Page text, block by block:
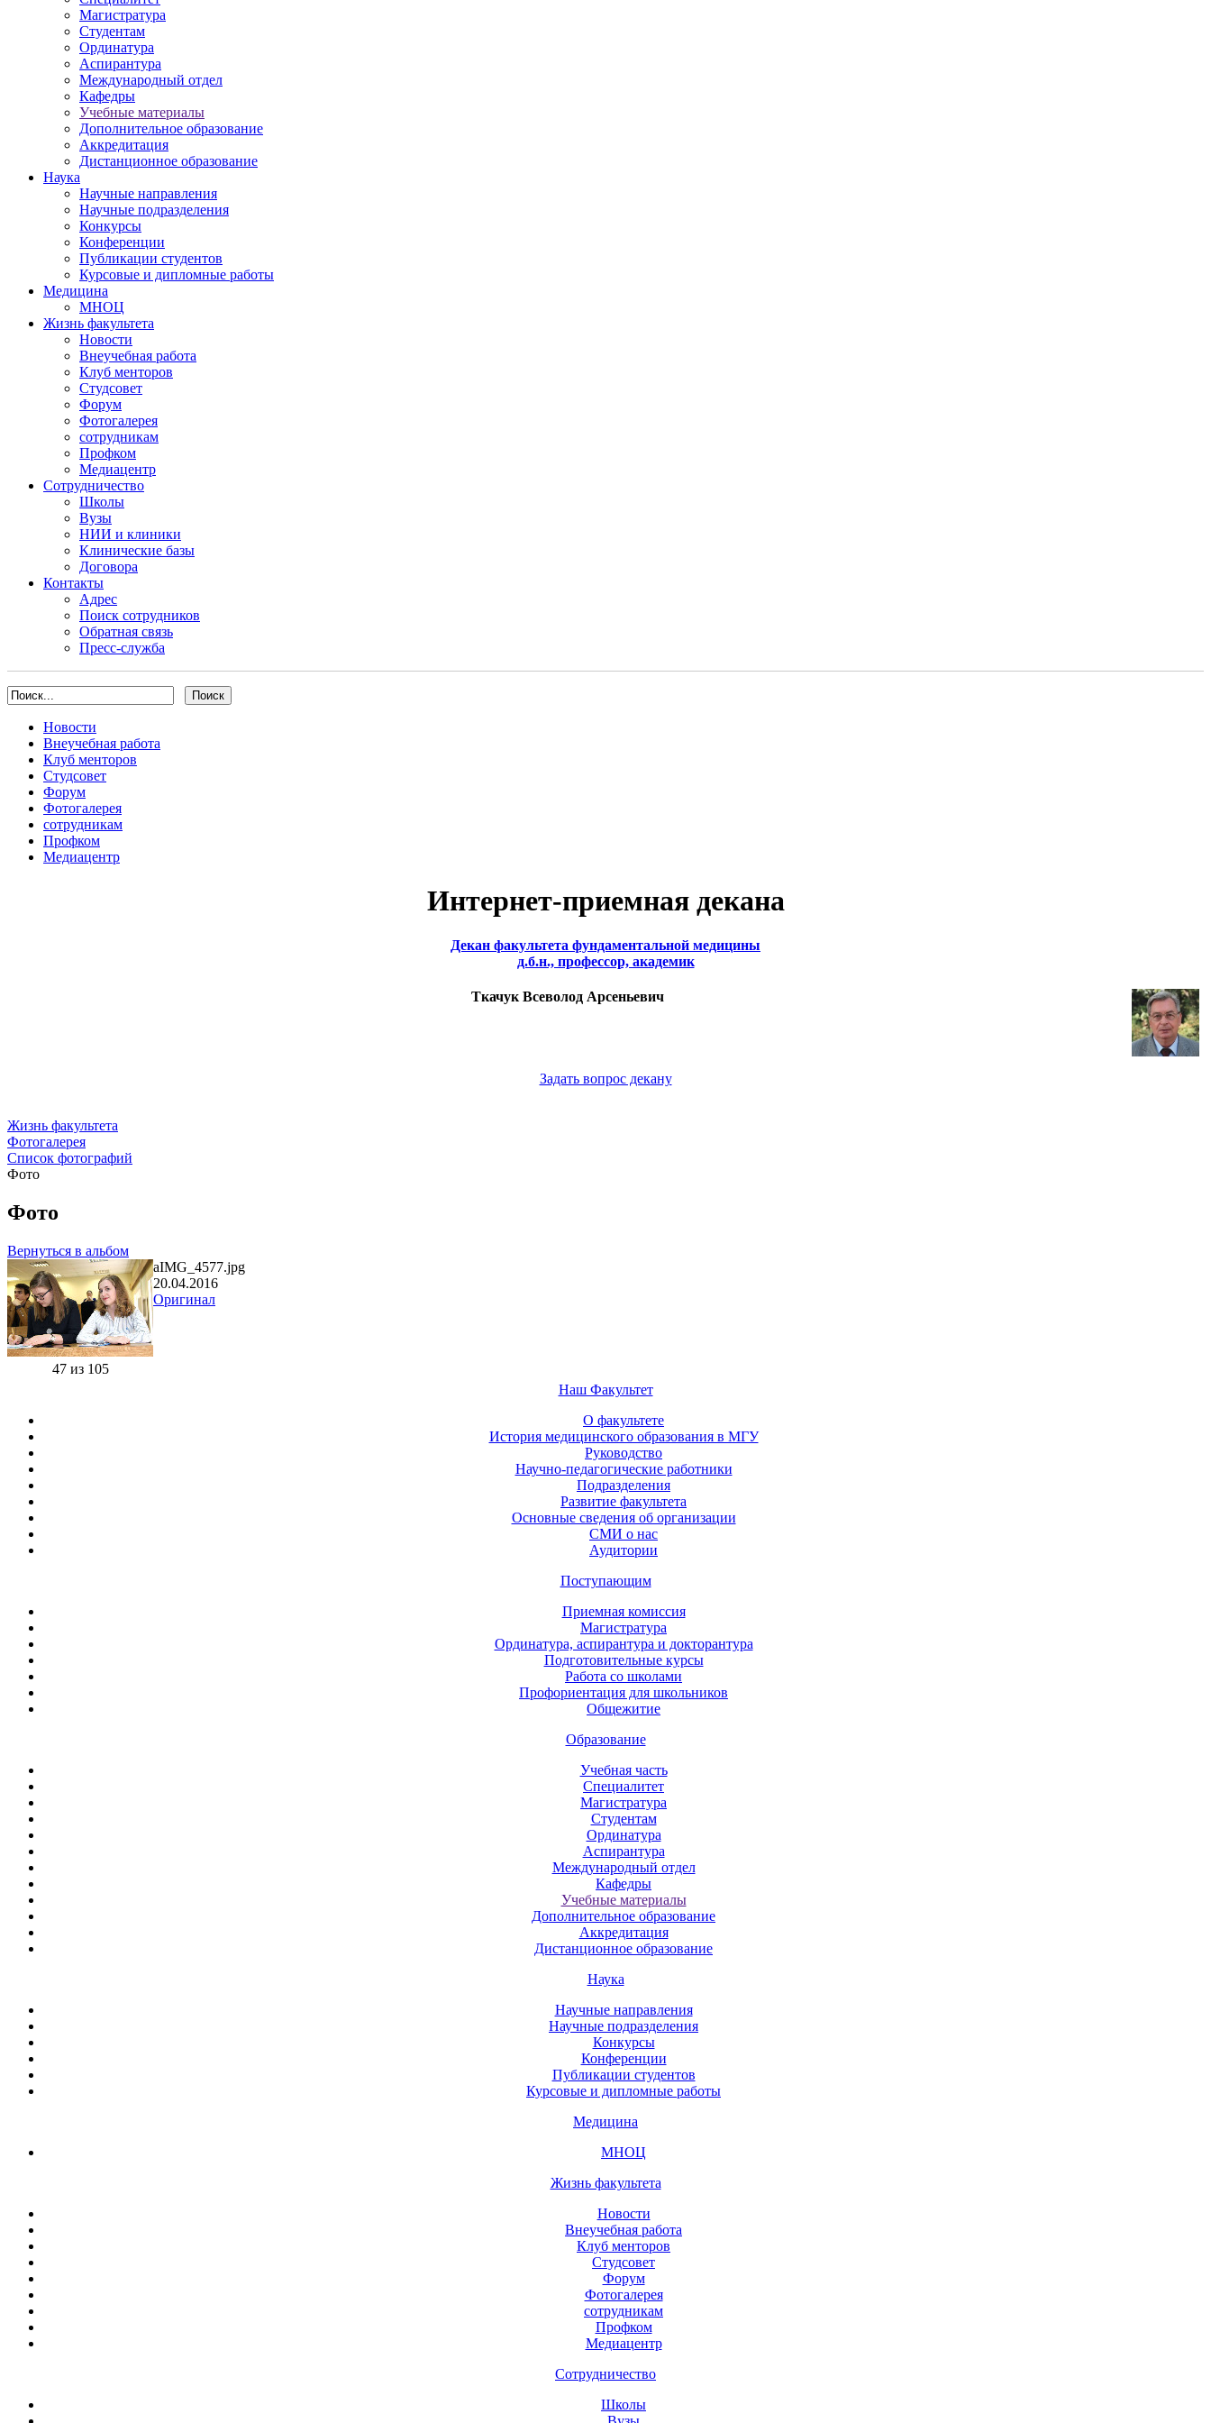
Магистратура
Студентам
Ординатура
Аспирантура
Международный отдел
Кафедры
Учебные материалы
Дополнительное образование
Аккредитация
Дистанционное образование
Наука
Научные направления
Научные подразделения
Конкурсы
Конференции
Публикации студентов
Курсовые и дипломные работы
Медицина
МНОЦ
Жизнь факультета
Новости
Внеучебная работа
Клуб менторов
Студсовет
Форум
Фотогалерея
сотрудникам
Профком
Медиацентр
Сотрудничество
Школы
Вузы
НИИ и клиники
Клинические базы
Договора
Контакты
Адрес
Поиск сотрудников
Обратная связь
Пресс-служба
Новости
Внеучебная работа
Клуб менторов
Студсовет
Форум
Фотогалерея
сотрудникам
Профком
Медиацентр
Интернет-приемная декана
Декан факультета фундаментальной медицины
д.б.н., профессор, академик
Ткачук Всеволод Арсеньевич
Задать вопрос декану
Жизнь факультета
Фотогалерея
Список фотографий
Фото
Фото
Вернуться в альбом
47 из 105
aIMG_4577.jpg
20.04.2016
Оригинал
Наш Факультет
О факультете
История медицинского образования в МГУ
Руководство
Научно-педагогические работники
Подразделения
Развитие факультета
Основные сведения об организации
СМИ о нас
Аудитории
Поступающим
Приемная комиссия
Магистратура
Ординатура, аспирантура и докторантура
Подготовительные курсы
Работа со школами
Профориентация для школьников
Общежитие
Образование
Учебная часть
Специалитет
Магистратура
Студентам
Ординатура
Аспирантура
Международный отдел
Кафедры
Учебные материалы
Дополнительное образование
Аккредитация
Дистанционное образование
Наука
Научные направления
Научные подразделения
Конкурсы
Конференции
Публикации студентов
Курсовые и дипломные работы
Медицина
МНОЦ
Жизнь факультета
Новости
Внеучебная работа
Клуб менторов
Студсовет
Форум
Фотогалерея
сотрудникам
Профком
Медиацентр
Сотрудничество
Школы